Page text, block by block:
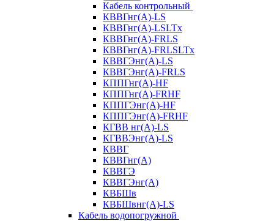
Кабель контрольный
КВВГнг(А)-LS
КВВГнг(А)-LSLTx
КВВГнг(А)-FRLS
КВВГнг(А)-FRLSLTx
КВВГЭнг(А)-LS
КВВГЭнг(А)-FRLS
КППГнг(А)-HF
КППГнг(А)-FRHF
КППГЭнг(А)-HF
КППГЭнг(А)-FRHF
КГВВ нг(А)-LS
КГВВЭнг(А)-LS
КВВГ
КВВГнг(А)
КВВГЭ
КВВГЭнг(А)
КВБШв
КВБШвнг(А)-LS
Кабель водопогружной